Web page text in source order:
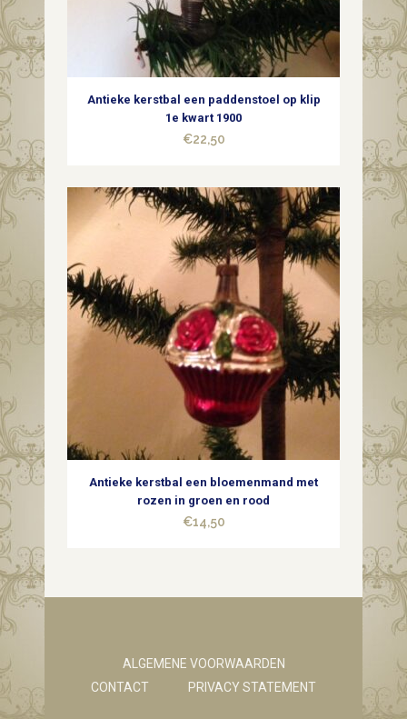
Antieke kerstbal een paddenstoel op klip
1e kwart 1900
€22,50
Antieke kerstbal een bloemenmand met
rozen in groen en rood
€14,50
ALGEMENE VOORWAARDEN
CONTACT
PRIVACY STATEMENT